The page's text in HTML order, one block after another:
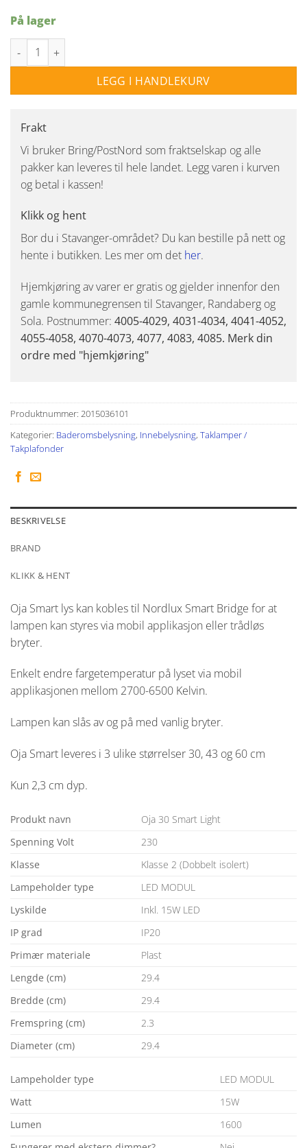
På lager
Oja 29 Smart Light taklampe 15 Watt - Hvit antall
LEGG I HANDLEKURV
Frakt
Vi bruker Bring/PostNord som fraktselskap og alle
pakker kan leveres til hele landet. Legg varen i kurven
og betal i kassen!
Klikk og hent
Bor du i Stavanger-området? Du kan bestille på nett og
hente i butikken. Les mer om det her.
Hjemkjøring av varer er gratis og gjelder innenfor den
gamle kommunegrensen til Stavanger, Randaberg og
Sola. Postnummer: 4005-4029, 4031-4034, 4041-4052,
4055-4058, 4070-4073, 4077, 4083, 4085. Merk din
ordre med "hjemkjøring"
Produktnummer: 2015036101
Kategorier: Baderomsbelysning, Innebelysning, Taklamper /
Takplafonder
BESKRIVELSE
BRAND
KLIKK & HENT
Oja Smart lys kan kobles til Nordlux Smart Bridge for at
lampen kan styres via mobil applikasjon eller trådløs
bryter.
Enkelt endre fargetemperatur på lyset via mobil
applikasjonen mellom 2700-6500 Kelvin.
Lampen kan slås av og på med vanlig bryter.
Oja Smart leveres i 3 ulike størrelser 30, 43 og 60 cm
Kun 2,3 cm dyp.
Produkt navn
Oja 30 Smart Light
Spenning Volt
230
Klasse
Klasse 2 (Dobbelt isolert)
Lampeholder type
LED MODUL
Lyskilde
Inkl. 15W LED
IP grad
IP20
Primær materiale
Plast
Lengde (cm)
29.4
Bredde (cm)
29.4
Fremspring (cm)
2.3
Diameter (cm)
29.4
Lampeholder type
LED MODUL
Watt
15W
Lumen
1600